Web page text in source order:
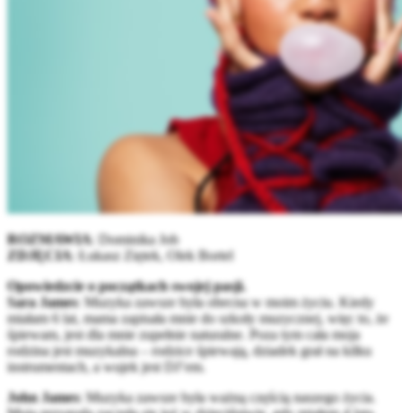
ROZMAWIA: Dominika Job
ZDJĘCIA: Łukasz Ziętek, Olek Bortel
Opowiedzcie o początkach swojej pasji.
Sara James: Muzyka zawsze była obecna w moim życiu. Kiedy
miałam 6 lat, mama zapisała mnie do szkoły muzycznej, więc to, że
śpiewam, jest dla mnie zupełnie naturalne. Poza tym cała moja
rodzina jest muzykalna – rodzice śpiewają, dziadek grał na kilku
instrumentach, a wujek jest DJ’em.
John James: Muzyka zawsze była ważną częścią naszego życia.